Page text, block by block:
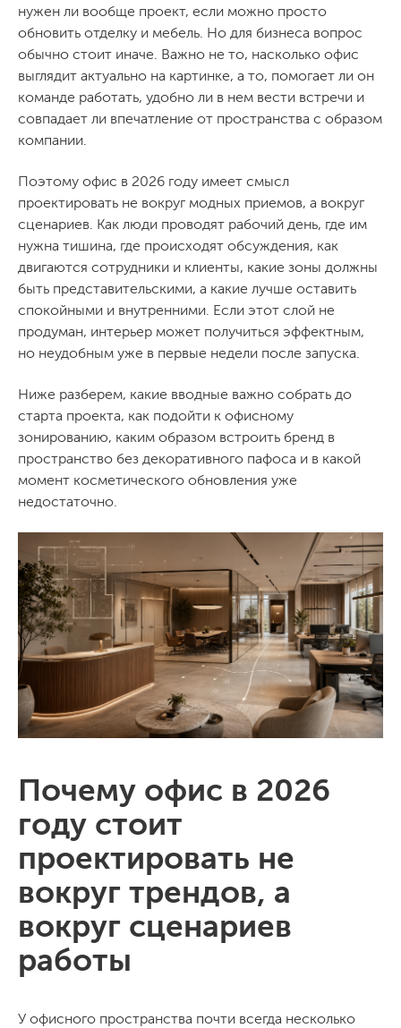
нужен ли вообще проект, если можно просто
обновить отделку и мебель. Но для бизнеса вопрос
обычно стоит иначе. Важно не то, насколько офис
выглядит актуально на картинке, а то, помогает ли он
команде работать, удобно ли в нем вести встречи и
совпадает ли впечатление от пространства с образом
компании.
Поэтому офис в 2026 году имеет смысл
проектировать не вокруг модных приемов, а вокруг
сценариев. Как люди проводят рабочий день, где им
нужна тишина, где происходят обсуждения, как
двигаются сотрудники и клиенты, какие зоны должны
быть представительскими, а какие лучше оставить
спокойными и внутренними. Если этот слой не
продуман, интерьер может получиться эффектным,
но неудобным уже в первые недели после запуска.
Ниже разберем, какие вводные важно собрать до
старта проекта, как подойти к офисному
зонированию, каким образом встроить бренд в
пространство без декоративного пафоса и в какой
момент косметического обновления уже
недостаточно.
Почему офис в 2026
году стоит
проектировать не
вокруг трендов, а
вокруг сценариев
работы
У офисного пространства почти всегда несколько